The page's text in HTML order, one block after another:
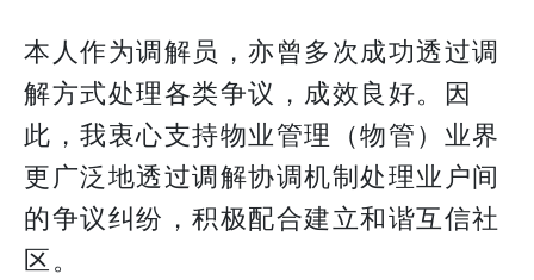
本人作为调解员，亦曾多次成功透过调
解方式处理各类争议，成效良好。因
此，我衷心支持物业管理（物管）业界
更广泛地透过调解协调机制处理业户间
的争议纠纷，积极配合建立和谐互信社
区。